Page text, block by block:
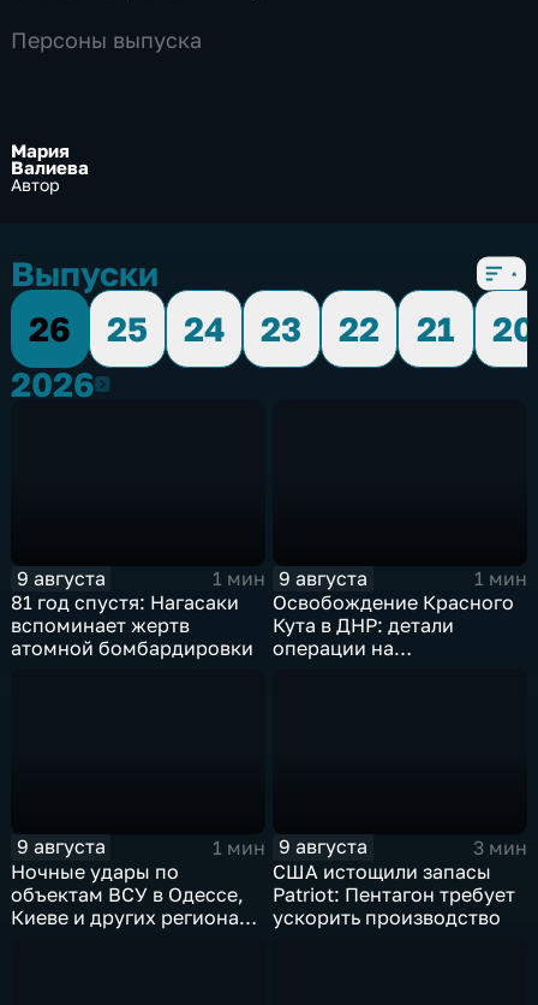
Персоны выпуска
Мария
Валиева
Автор
Выпуски
26
25 24 23 22 21
20
20262026
9 августа
1 мин
81 год спустя: Нагасаки
вспоминает жертв
атомной бомбардировки
9 августа
1 мин
Освобождение Красного
Кута в ДНР: детали
операции на
9 августа
1 мин
Ночные удары по
объектам ВСУ в Одессе,
Киеве и других регионах
9 августа
3 мин
США истощили запасы
Patriot: Пентагон требует
ускорить производство